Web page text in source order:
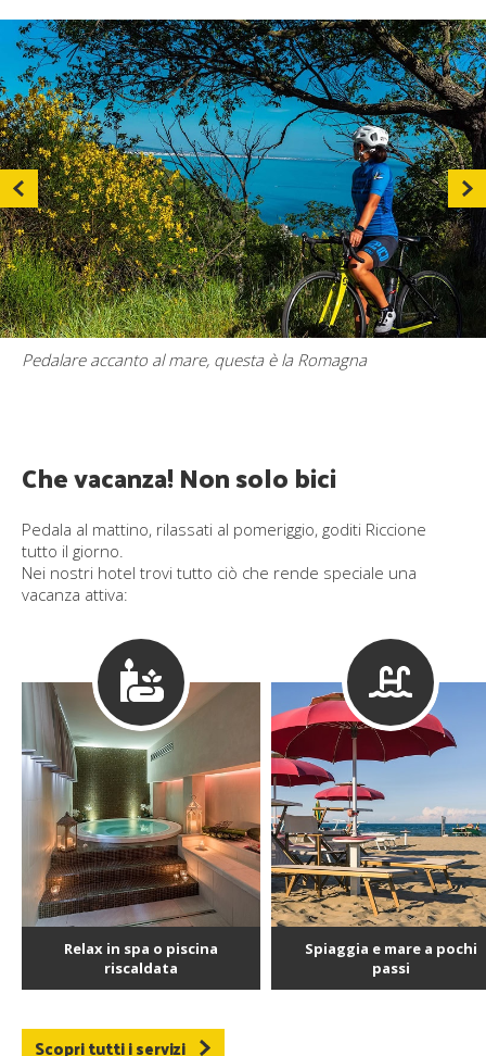
Pedalare accanto al mare, questa è la Romagna
Che vacanza! Non solo bici
Pedala al mattino, rilassati al pomeriggio, goditi Riccione
tutto il giorno.
Nei nostri hotel trovi tutto ciò che rende speciale una
vacanza attiva:
Relax in spa o piscina
riscaldata
Spiaggia e mare a pochi
passi
Scopri tutti i servizi